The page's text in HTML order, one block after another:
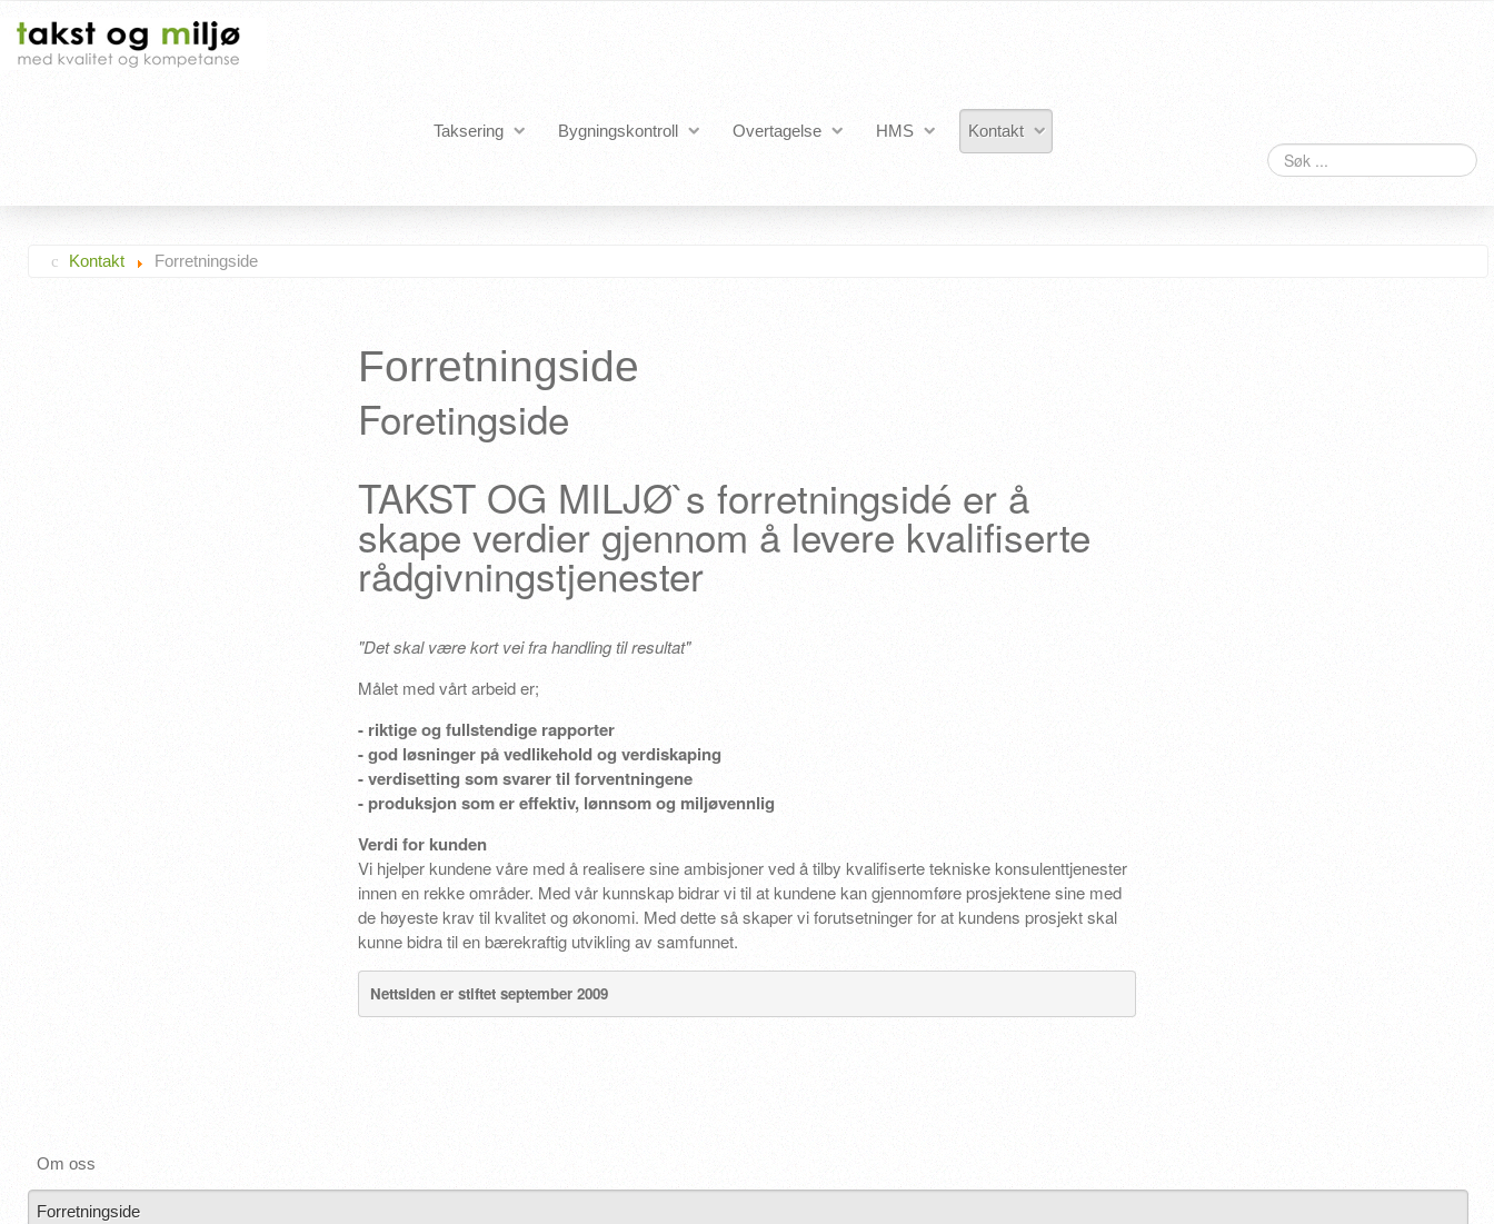
Taksering Bygningskontroll Overtagelse HMS Kontakt
Søk
Kontakt Forretningside
Forretningside
Foretingside
TAKST OG MILJØ`s forretningsidé er å
skape verdier gjennom å levere kvalifiserte
rådgivningstjenester
"Det skal være kort vei fra handling til resultat"
Målet med vårt arbeid er;
- riktige og fullstendige rapporter
- god løsninger på vedlikehold og verdiskaping
- verdisetting som svarer til forventningene
- produksjon som er effektiv, lønnsom og miljøvennlig
Verdi for kunden
Vi hjelper kundene våre med å realisere sine ambisjoner ved å tilby kvalifiserte tekniske konsulenttjenester
innen en rekke områder. Med vår kunnskap bidrar vi til at kundene kan gjennomføre prosjektene sine med
de høyeste krav til kvalitet og økonomi. Med dette så skaper vi forutsetninger for at kundens prosjekt skal
kunne bidra til en bærekraftig utvikling av samfunnet.
Nettsiden er stiftet september 2009
Om oss
Forretningside